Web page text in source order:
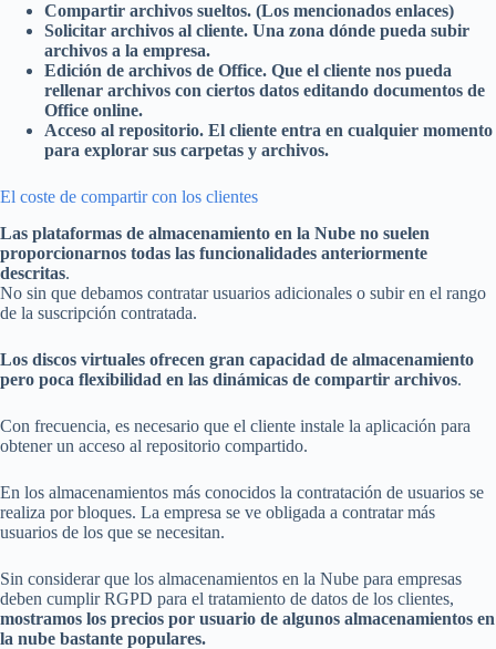
Compartir archivos sueltos. (Los mencionados enlaces)
Solicitar archivos al cliente. Una zona dónde pueda subir
archivos a la empresa.
Edición de archivos de Office. Que el cliente nos pueda
rellenar archivos con ciertos datos editando documentos de
Office online.
Acceso al repositorio. El cliente entra en cualquier momento
para explorar sus carpetas y archivos.
El coste de compartir con los clientes
Las plataformas de almacenamiento en la Nube no suelen
proporcionarnos todas las funcionalidades anteriormente
descritas.
No sin que debamos contratar usuarios adicionales o subir en el rango
de la suscripción contratada.
Los discos virtuales ofrecen gran capacidad de almacenamiento
pero poca flexibilidad en las dinámicas de compartir archivos.
Con frecuencia, es necesario que el cliente instale la aplicación para
obtener un acceso al repositorio compartido.
En los almacenamientos más conocidos la contratación de usuarios se
realiza por bloques. La empresa se ve obligada a contratar más
usuarios de los que se necesitan.
Sin considerar que los almacenamientos en la Nube para empresas
deben cumplir RGPD para el tratamiento de datos de los clientes,
mostramos los precios por usuario de algunos almacenamientos en
la nube bastante populares.